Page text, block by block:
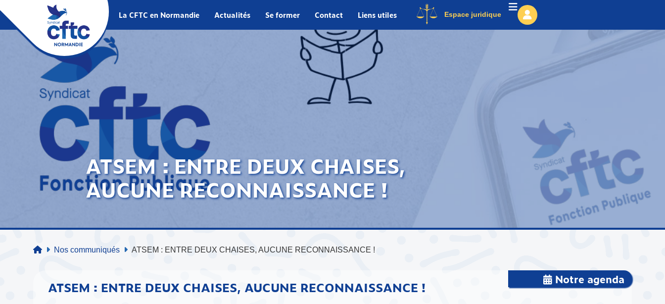
La CFTC en Normandie Actualités Se former Contact Liens utiles Espace juridique
ATSEM : ENTRE DEUX CHAISES,
AUCUNE RECONNAISSANCE !
Nos communiqués ATSEM : ENTRE DEUX CHAISES, AUCUNE RECONNAISSANCE !
ATSEM : ENTRE DEUX CHAISES, AUCUNE RECONNAISSANCE ! Notre agenda